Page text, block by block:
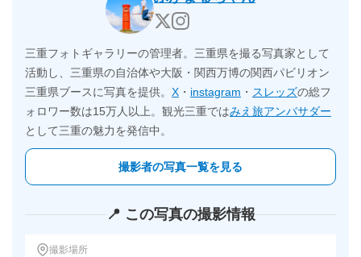
三重フォトギャラリーの管理者。三重県を撮る写真家として
活動し、三重県の自治体や大阪・関西万博の関西パビリオン
三重県ブースに写真を提供。 X ・ instagram ・ スレッズの総フ
ォロワー数は15万人以上。観光三重ではみえ旅アンバサダー
として三重の魅力を発信中。
撮影者の写真一覧を見る
📍 この写真の撮影情報
撮影場所